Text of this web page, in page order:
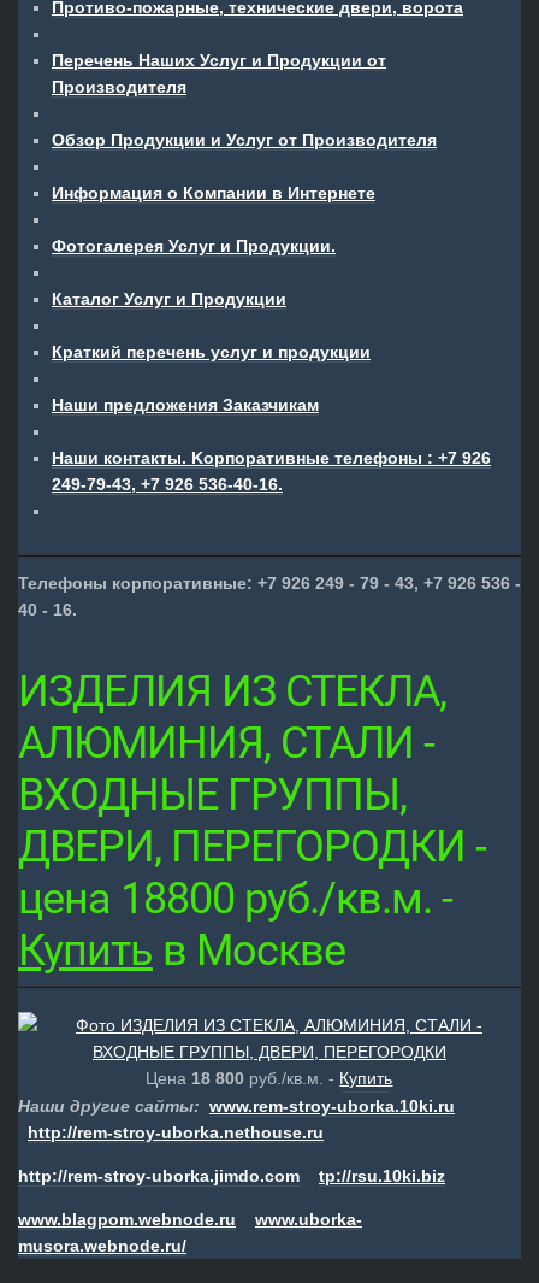
Противо-пожарные, технические двери, ворота
Перечень Наших Услуг и Продукции от
Производителя
Oбзор Продукции и Услуг от Производителя
Информация о Компании в Интернете
Фотогалерея Услуг и Продукции.
Каталог Услуг и Продукции
Краткий перечень услуг и продукции
Наши предложения Заказчикам
Наши контакты. Kорпоративные телефоны : +7 926
249-79-43, +7 926 536-40-16.
Телефоны корпоративные: +7 926 249 - 79 - 43, +7 926 536 -
40 - 16.
ИЗДЕЛИЯ ИЗ СТЕКЛА,
АЛЮМИНИЯ, СТАЛИ -
ВХОДНЫЕ ГРУППЫ,
ДВЕРИ, ПЕРЕГОРОДКИ -
цена 18800 руб./кв.м. -
Купить в Москве
Цена 18 800 руб./кв.м. - Купить
Наши другие сайты: www.rem-stroy-uborka.10ki.ru
http://rem-stroy-uborka.nethouse.ru
http://rem-stroy-uborka.jimdo.com tp://rsu.10ki.biz
www.blagpom.webnode.ru
www.uborka-
musora.webnode.ru/